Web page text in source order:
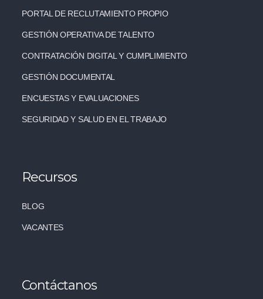
PORTAL DE RECLUTAMIENTO PROPIO
GESTIÓN OPERATIVA DE TALENTO
CONTRATACIÓN DIGITAL Y CUMPLIMIENTO
GESTIÓN DOCUMENTAL
ENCUESTAS Y EVALUACIONES
SEGURIDAD Y SALUD EN EL TRABAJO
Recursos
BLOG
VACANTES
Contáctanos